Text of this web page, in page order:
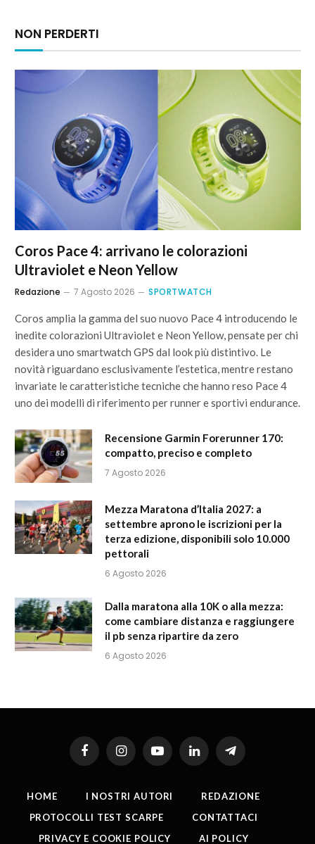
NON PERDERTI
Coros Pace 4: arrivano le colorazioni
Ultraviolet e Neon Yellow
Redazione 7 Agosto 2026 SPORTWATCH
Coros amplia la gamma del suo nuovo Pace 4 introducendo le
inedite colorazioni Ultraviolet e Neon Yellow, pensate per chi
desidera uno smartwatch GPS dal look più distintivo. Le
novità riguardano esclusivamente l’estetica, mentre restano
invariate le caratteristiche tecniche che hanno reso Pace 4
uno dei modelli di riferimento per runner e sportivi endurance.
Recensione Garmin Forerunner 170:
compatto, preciso e completo
7 Agosto 2026
Mezza Maratona d’Italia 2027: a
settembre aprono le iscrizioni per la
terza edizione, disponibili solo 10.000
pettorali
6 Agosto 2026
Dalla maratona alla 10K o alla mezza:
come cambiare distanza e raggiungere
il pb senza ripartire da zero
6 Agosto 2026
FacebookInstagramYouTubeLinkedIn Telegram
HOME I NOSTRI AUTORI
REDAZIONE
PROTOCOLLI TEST SCARPE
CONTATTACI
PRIVACY E COOKIE POLICY
AI POLICY